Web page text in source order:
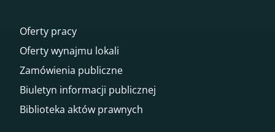
Oferty pracy
Oferty wynajmu lokali
Zamówienia publiczne
Biuletyn informacji publicznej
Biblioteka aktów prawnych